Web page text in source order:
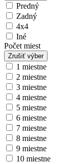
Predný
Zadný
4x4
Iné
Počet miest
Zrušiť výber
1 miestne
2 miestne
3 miestne
4 miestne
5 miestne
6 miestne
7 miestne
8 miestne
9 miestne
10 miestne